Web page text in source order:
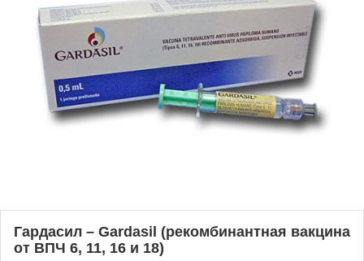
Гардасил – Gardasil (рекомбинантная вакцина
от ВПЧ 6, 11, 16 и 18)